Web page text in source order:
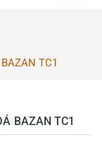
TC1
BAZAN TC1